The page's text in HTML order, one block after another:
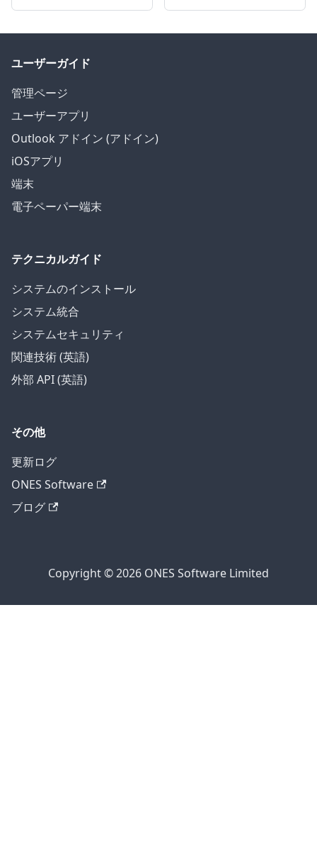
ユーザーガイド
管理ページ
ユーザーアプリ
Outlook アドイン (アドイン)
iOSアプリ
端末
電子ペーパー端末
テクニカルガイド
システムのインストール
システム統合
システムセキュリティ
関連技術 (英語)
外部 API (英語)
その他
更新ログ
ONES Software
ブログ
Copyright © 2026 ONES Software Limited